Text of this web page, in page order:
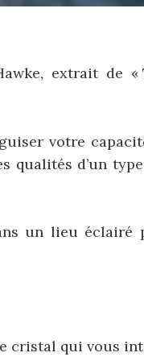
extrait de «
votre
qualités d’un
un lieu éclairé
cristal qui vous